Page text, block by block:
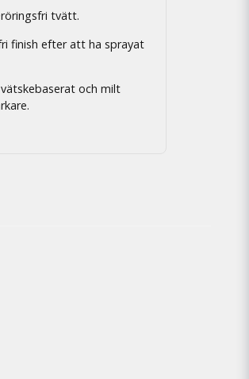
tvätt.
finish efter att ha sprayat
och milt